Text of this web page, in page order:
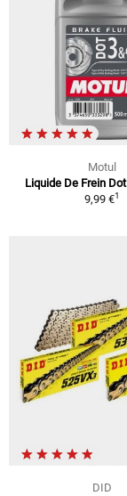
Motul
Liquide De Frein
9,99 €1
DID